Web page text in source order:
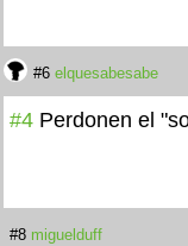
#6 elquesabesabe
#4 Perdonen el
#8 miguelduff